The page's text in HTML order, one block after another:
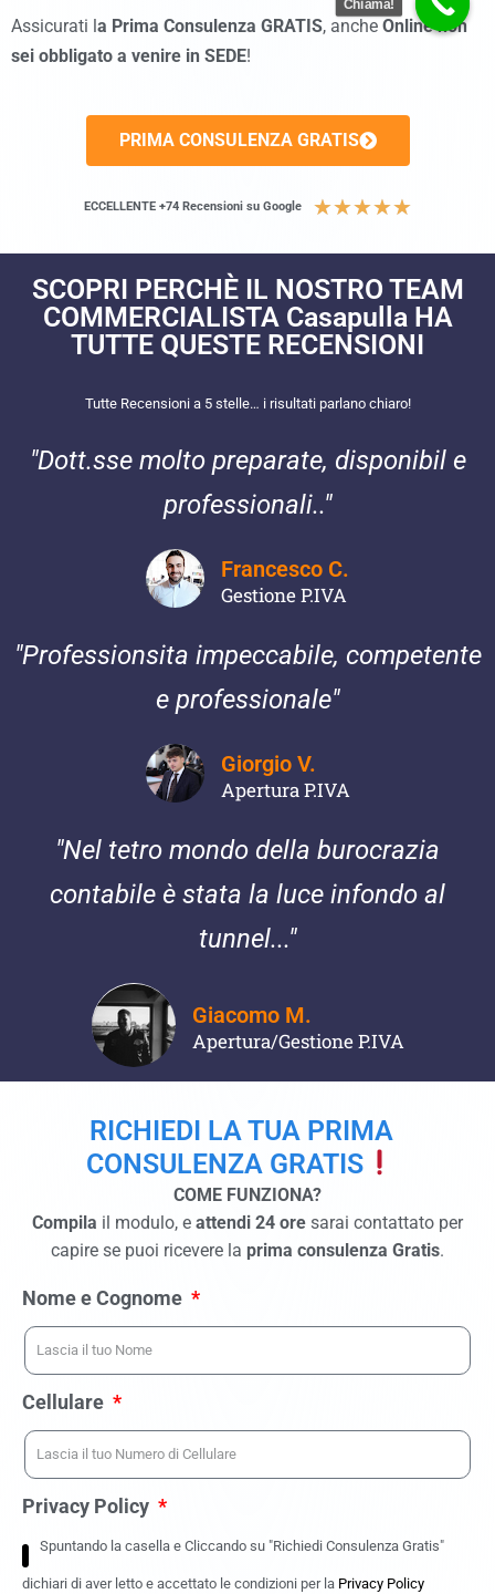
Assicurati la Prima Consulenza GRATIS, anche Online non
sei obbligato a venire in SEDE!
PRIMA CONSULENZA GRATIS
ECCELLENTE +74 Recensioni su Google ★★★★★
SCOPRI PERCHÈ IL NOSTRO TEAM
COMMERCIALISTA Casapulla HA
TUTTE QUESTE RECENSIONI​
Tutte Recensioni a 5 stelle… i risultati parlano chiaro!
"Dott.sse molto preparate, disponibil e
professionali.."
Francesco C.
Gestione P.IVA
"Professionsita impeccabile, competente
e professionale"
Giorgio V.
Apertura P.IVA
"Nel tetro mondo della burocrazia
contabile è stata la luce infondo al
tunnel..."
Giacomo M.
Apertura/Gestione P.IVA
RICHIEDI LA TUA PRIMA
CONSULENZA GRATIS
COME FUNZIONA?
Compila il modulo, e attendi 24 ore sarai contattato per
capire se puoi ricevere la prima consulenza Gratis.
Nome e Cognome
Cellulare
Privacy Policy
Spuntando la casella e Cliccando su "Richiedi Consulenza Gratis"
dichiari di aver letto e accettato le condizioni per la Privacy Policy
Chiama!